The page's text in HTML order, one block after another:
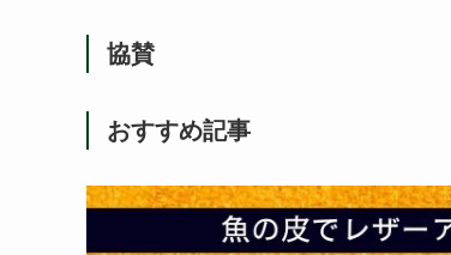
協賛
おすすめ記事